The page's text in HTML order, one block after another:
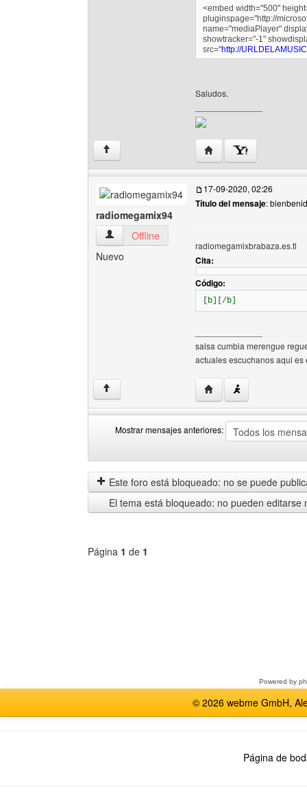
<embed width="500"
pluginspage="http://
name="mediaPlayer"
showtracker="-1"
src="http://
Saludos.
↑ Visitar sitio web del
radiomegamix94
radiomegamix94 Ver perfil del usuario
Offline
Nuevo
17-09-2020, 02:26
Título del mensaje:
radiomegamixbrabaza.es.tl
Cita:
Código:
[b][/b]
salsa cumbia merengue
actuales escuchanos aqui
↑ Visitar sitio web del
Mostrar mensajes anteriores:
mensajes
anteriores
by
Este foro está bloqueado: no se puede
El tema está bloqueado: no pueden editarse
Página 1 de 1
Powered by
© 2026 webme GmbH,
Página de